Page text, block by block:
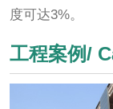
度可达3%。
工程案例/